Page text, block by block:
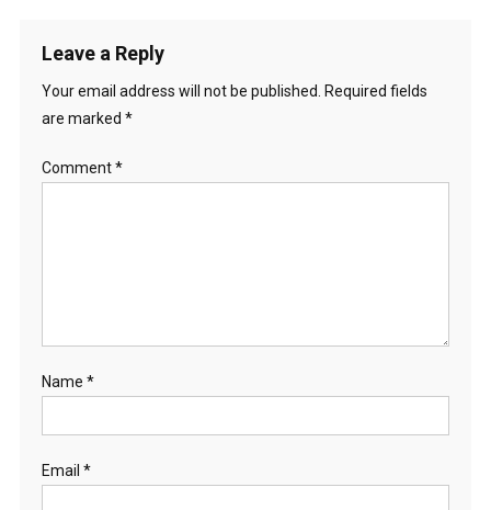
Leave a Reply
Your email address will not be published.
Required fields
are marked *
Comment*
Name *
Email *